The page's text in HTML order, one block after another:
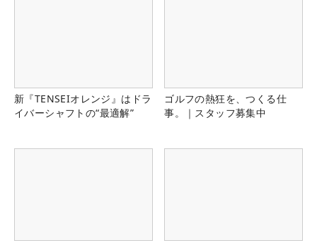
新『TENSEIオレンジ』はドラ
イバーシャフトの“最適解”
ゴルフの熱狂を、つくる仕
事。｜スタッフ募集中